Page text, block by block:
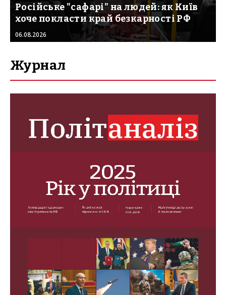
Російське "сафарі" на людей: як Київ
хоче покласти край безкарності РФ
06.08.2026
Журнал